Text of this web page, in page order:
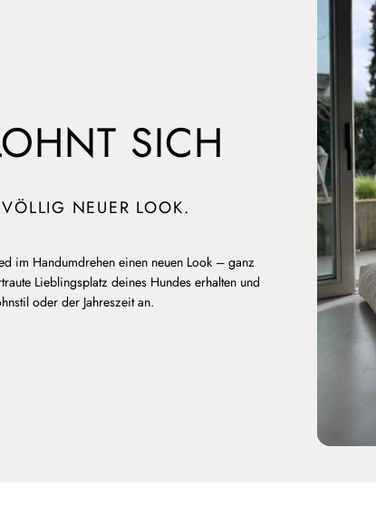
SICH
NEUER LOOK.
im Handumdrehen einen neuen Look – ganz
Lieblingsplatz deines Hundes erhalten und
oder der Jahreszeit an.